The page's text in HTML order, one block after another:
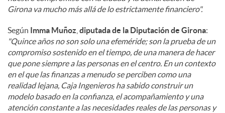
Girona va mucho más allá de lo estrictamente financiero".
Según Imma Muñoz diputada de la Diputación de Girona:
"Quince años no son solo una efeméride; son la prueba de un
compromiso sostenido en el tiempo, de una manera de hacer
que pone siempre a las personas en el centro. En un contexto
en el que las finanzas a menudo se perciben como una
realidad lejana, Caja Ingenieros ha sabido construir un
modelo basado en la confianza, el acompañamiento y una
atención constante a las necesidades reales de las personas y